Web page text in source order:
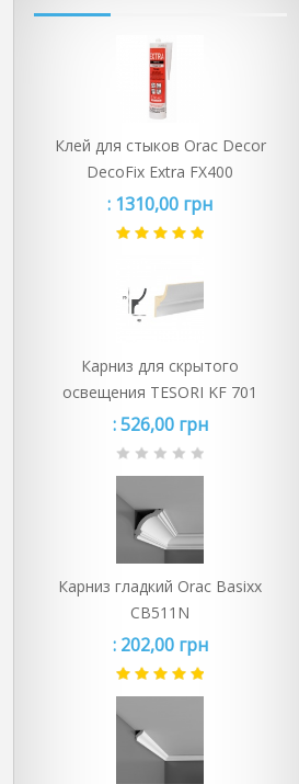
Клей для стыков Orac Decor
DecoFix Extra FX400
: 1310,00 грн
Карниз для скрытого
освещения TESORI KF 701
:526,00 грн
Карниз гладкий Orac Basixx
CB511N
: 202,00 грн